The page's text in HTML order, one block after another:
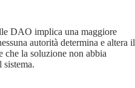
DAO implica una maggiore
autorità determina e altera il
che la soluzione non abbia
sistema.